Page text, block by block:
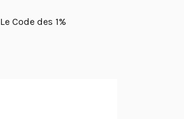
Le Code des 1%